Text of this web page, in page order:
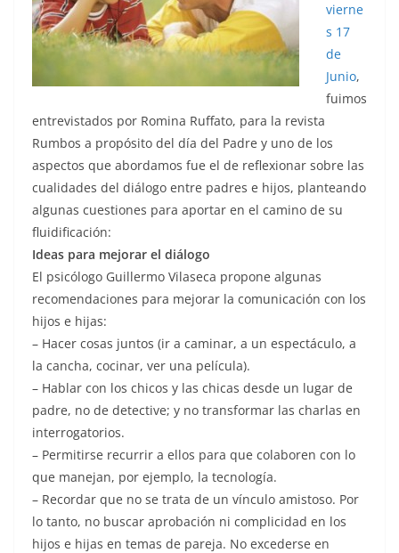
vierne
s 17
de
Junio,
fuimos
entrevistados por Romina Ruffato, para la revista
Rumbos a propósito del día del Padre y uno de los
aspectos que abordamos fue el de reflexionar sobre las
cualidades del diálogo entre padres e hijos, planteando
algunas cuestiones para aportar en el camino de su
fluidificación:
Ideas para mejorar el diálogo
El psicólogo Guillermo Vilaseca propone algunas
recomendaciones para mejorar la comunicación con los
hijos e hijas:
– Hacer cosas juntos (ir a caminar, a un espectáculo, a
la cancha, cocinar, ver una película).
– Hablar con los chicos y las chicas desde un lugar de
padre, no de detective; y no transformar las charlas en
interrogatorios.
– Permitirse recurrir a ellos para que colaboren con lo
que manejan, por ejemplo, la tecnología.
– Recordar que no se trata de un vínculo amistoso. Por
lo tanto, no buscar aprobación ni complicidad en los
hijos e hijas en temas de pareja. No excederse en